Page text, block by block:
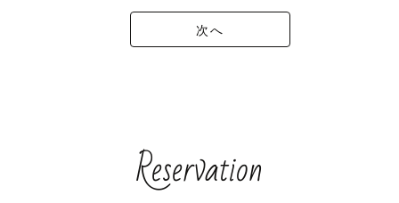
次へ
Reservation